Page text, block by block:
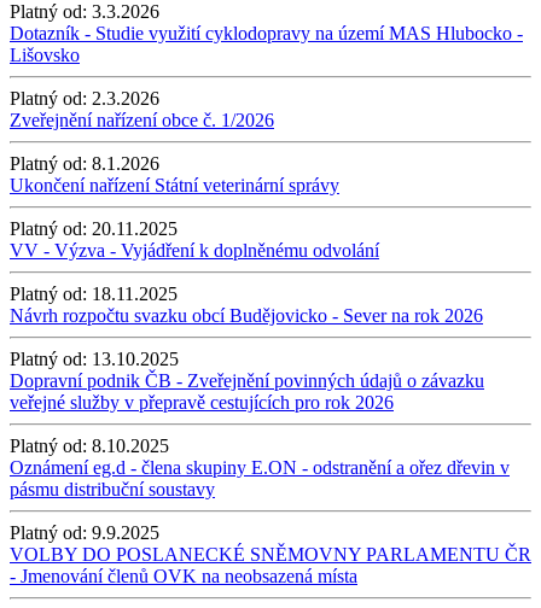
Platný od: 3.3.2026
Dotazník - Studie využití cyklodopravy na území MAS Hlubocko -
Lišovsko
Platný od: 2.3.2026
Zveřejnění nařízení obce č. 1/2026
Platný od: 8.1.2026
Ukončení nařízení Státní veterinární správy
Platný od: 20.11.2025
VV - Výzva - Vyjádření k doplněnému odvolání
Platný od: 18.11.2025
Návrh rozpočtu svazku obcí Budějovicko - Sever na rok 2026
Platný od: 13.10.2025
Dopravní podnik ČB - Zveřejnění povinných údajů o závazku
veřejné služby v přepravě cestujících pro rok 2026
Platný od: 8.10.2025
Oznámení eg.d - člena skupiny E.ON - odstranění a ořez dřevin v
pásmu distribuční soustavy
Platný od: 9.9.2025
VOLBY DO POSLANECKÉ SNĚMOVNY PARLAMENTU ČR
- Jmenování členů OVK na neobsazená místa